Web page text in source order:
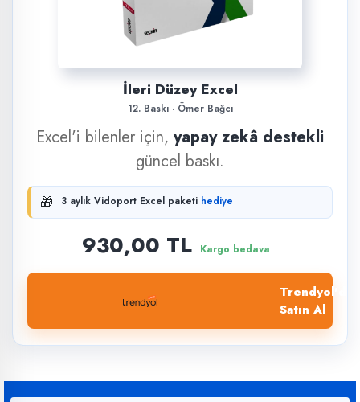
İleri Düzey Excel
12. Baskı · Ömer Bağcı
Excel'i bilenler için, yapay zekâ destekli
güncel baskı.
🎁 3 aylık Vidoport Excel paketi hediye
930,00 TL Kargo bedava
Trendyol'dan
Satın Al